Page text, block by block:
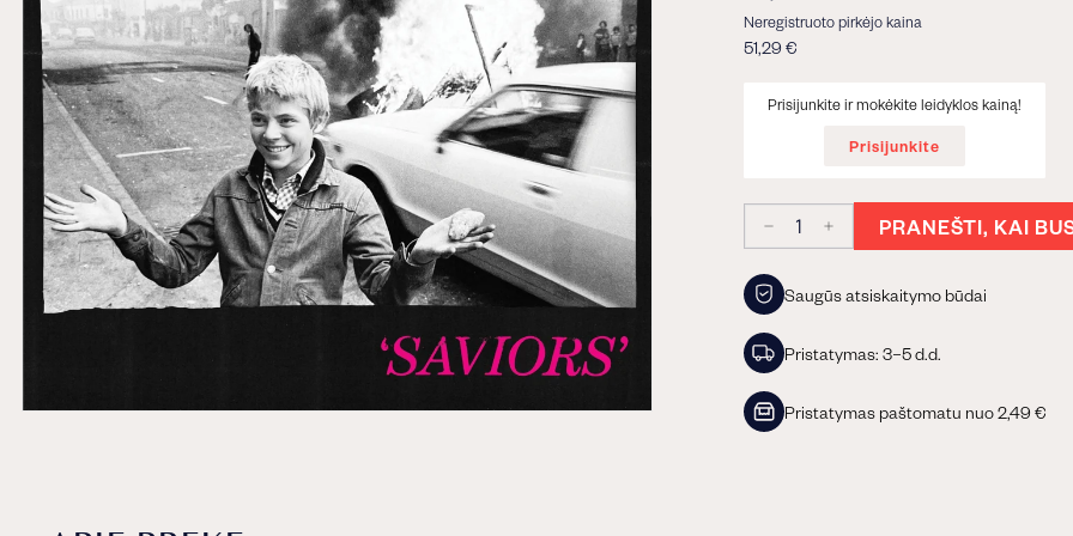
€
Neregistruoto pirkėjo kaina
51,29 €
Prisijunkite ir mokėkite leidyklos kainą!
Prisijunkite
− +
PRANEŠTI, KAI
Saugūs atsiskaitymo būdai
Pristatymas: 3–5 d.d.
Pristatymas paštomatu nuo 2,49 €